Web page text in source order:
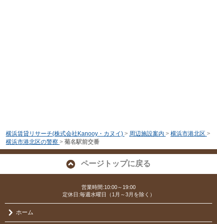
横浜賃貸リサーチ(株式会社Kanooy・カヌイ) > 周辺施設案内 > 横浜市港北区 >
横浜市港北区の警察 > 菊名駅前交番
ページトップに戻る
営業時間:10:00～19:00
定休日:毎週水曜日（1月～3月を除く）
ホーム